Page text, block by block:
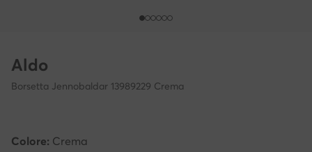
Aldo
Borsetta Jennobaldar 13989229 Crema
Colore: Crema